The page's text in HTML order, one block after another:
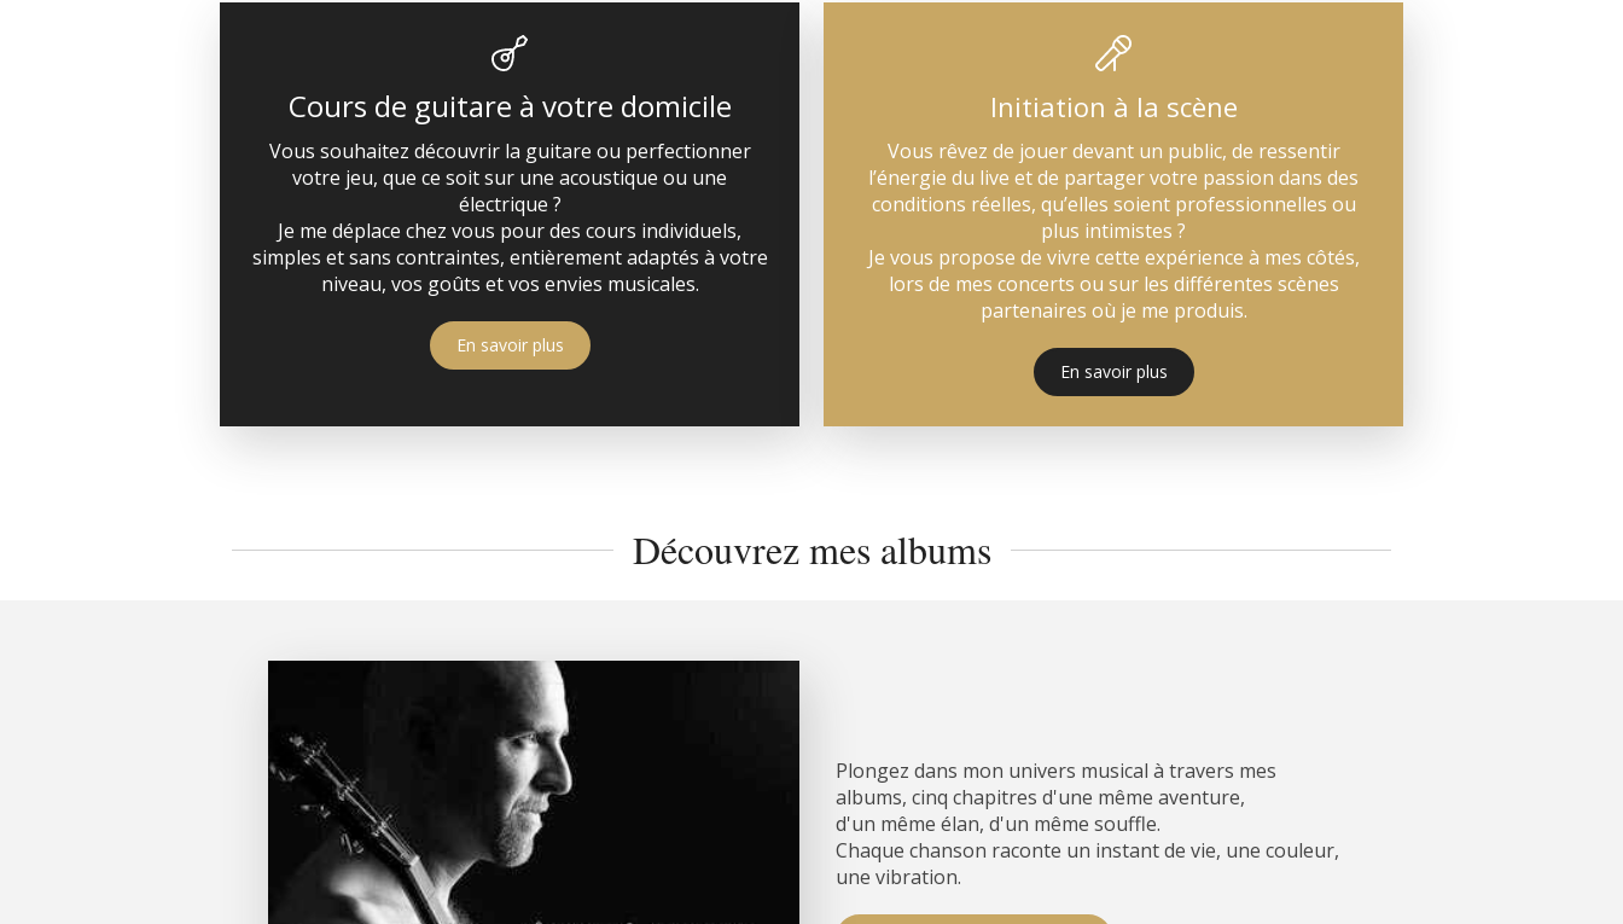
Cours de guitare à votre domicile
Vous souhaitez découvrir la guitare ou perfectionner
votre jeu, que ce soit sur une acoustique ou une
électrique ?
Je me déplace chez vous pour des cours individuels,
simples et sans contraintes, entièrement adaptés à votre
niveau, vos goûts et vos envies musicales.
En savoir plus
Initiation à la scène
Vous rêvez de jouer devant un public, de ressentir
l’énergie du live et de partager votre passion dans des
conditions réelles, qu’elles soient professionnelles ou
plus intimistes ?
Je vous propose de vivre cette expérience à mes côtés,
lors de mes concerts ou sur les différentes scènes
partenaires où je me produis.
En savoir plus
Découvrez mes albums
Plongez dans mon univers musical à travers mes
albums, cinq chapitres d'une même aventure,
d'un même élan, d'un même souffle.
Chaque chanson raconte un instant de vie, une couleur,
une vibration.